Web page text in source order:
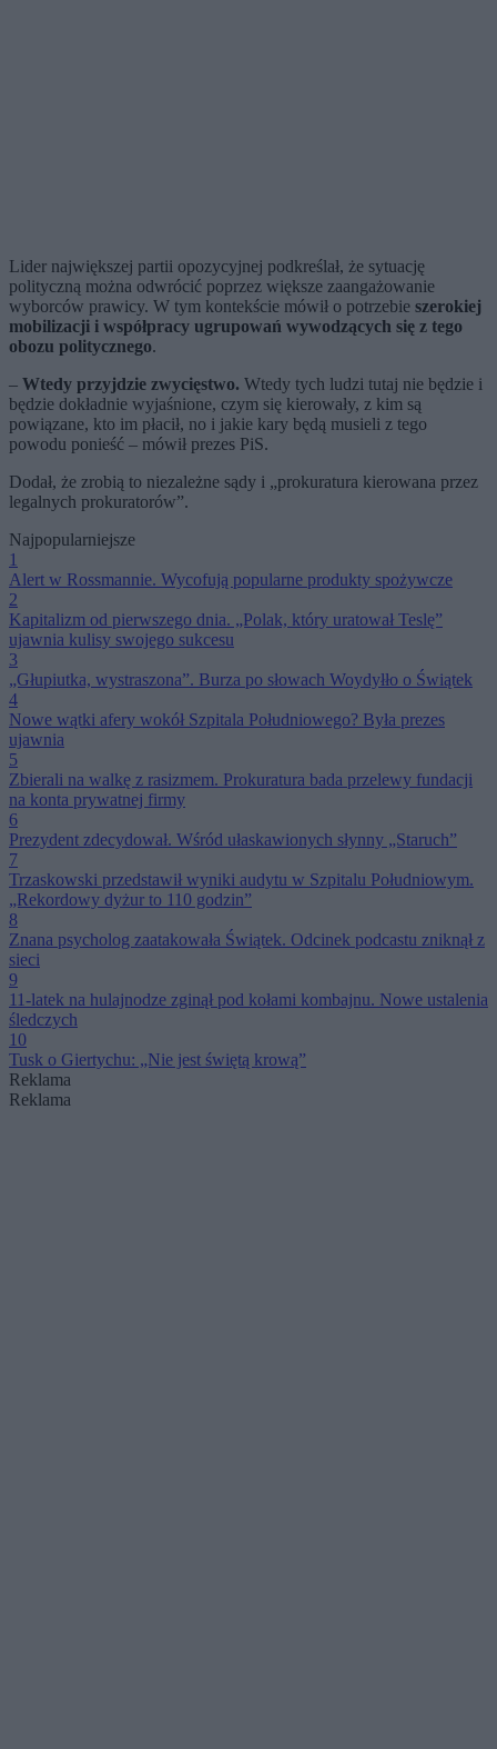
Lider największej partii opozycyjnej podkreślał, że sytuację
polityczną można odwrócić poprzez większe zaangażowanie
wyborców prawicy. W tym kontekście mówił o potrzebie szerokiej
mobilizacji i współpracy ugrupowań wywodzących się z tego
obozu politycznego.
– Wtedy przyjdzie zwycięstwo. Wtedy tych ludzi tutaj nie będzie i
będzie dokładnie wyjaśnione, czym się kierowały, z kim są
powiązane, kto im płacił, no i jakie kary będą musieli z tego
powodu ponieść – mówił prezes PiS.
Dodał, że zrobią to niezależne sądy i „prokuratura kierowana przez
legalnych prokuratorów”.
Najpopularniejsze
1
Alert w Rossmannie. Wycofują popularne produkty spożywcze
2
Kapitalizm od pierwszego dnia. „Polak, który uratował Teslę”
ujawnia kulisy swojego sukcesu
3
„Głupiutka, wystraszona”. Burza po słowach Woydyłło o Świątek
4
Nowe wątki afery wokół Szpitala Południowego? Była prezes
ujawnia
5
Zbierali na walkę z rasizmem. Prokuratura bada przelewy fundacji
na konta prywatnej firmy
6
Prezydent zdecydował. Wśród ułaskawionych słynny „Staruch”
7
Trzaskowski przedstawił wyniki audytu w Szpitalu Południowym.
„Rekordowy dyżur to 110 godzin”
8
Znana psycholog zaatakowała Świątek. Odcinek podcastu zniknął z
sieci
9
11-latek na hulajnodze zginął pod kołami kombajnu. Nowe ustalenia
śledczych
10
Tusk o Giertychu: „Nie jest świętą krową”
Reklama
Reklama